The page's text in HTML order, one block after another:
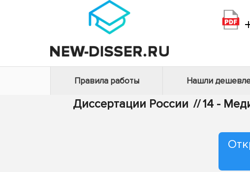
Правила работы Нашли
Диссертации России //14 -